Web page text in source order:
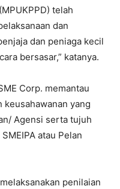
telah
dan
dan peniaga kecil
bersasar,” katanya.
Corp. memantau
yang
Agensi serta tujuh
atau Pelan
penilaian